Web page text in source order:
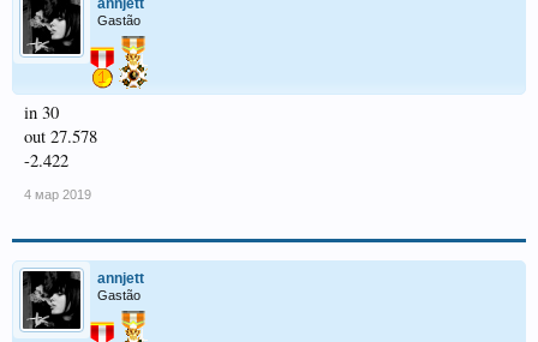
annjett
Gastão
in 30
out 27.578
-2.422
4 мар 2019
annjett
Gastão